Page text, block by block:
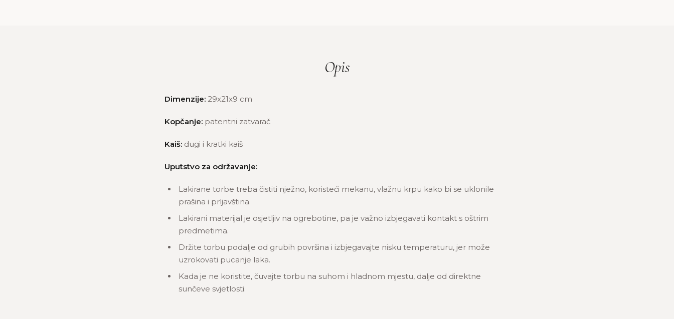
Opis
Dimenzije: 29x21x9 cm
Kopčanje: patentni zatvarač
Kaiš: dugi i kratki kaiš
Uputstvo za održavanje:
Lakirane torbe treba čistiti nježno, koristeći mekanu, vlažnu krpu kako bi se uklonile
prašina i prljavština.
Lakirani materijal je osjetljiv na ogrebotine, pa je važno izbjegavati kontakt s oštrim
predmetima.
Držite torbu podalje od grubih površina i izbjegavajte nisku temperaturu, jer može
uzrokovati pucanje laka.
Kada je ne koristite, čuvajte torbu na suhom i hladnom mjestu, dalje od direktne
sunčeve svjetlosti.